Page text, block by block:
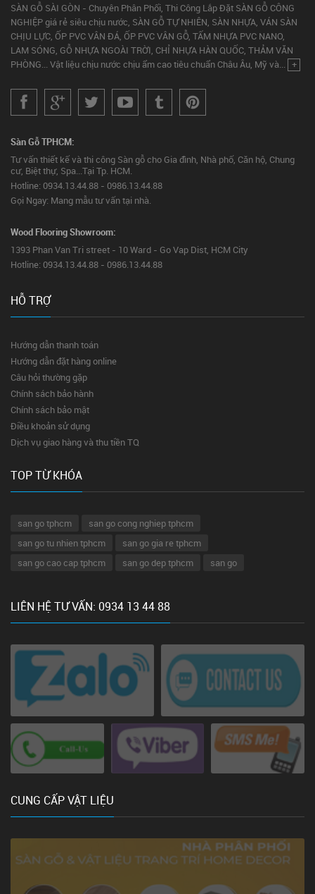
SÀN GỖ SÀI GÒN - Chuyên Phân Phối, Thi Công Lắp Đặt SÀN GỖ CÔNG
NGHIỆP giá rẻ siêu chịu nước, SÀN GỖ TỰ NHIÊN, SÀN NHỰA, VÁN SÀN
CHỊU LỰC, ỐP PVC VÂN ĐÁ, ỐP PVC VÂN GỖ, TẤM NHỰA PVC NANO,
LAM SÓNG, GỖ NHỰA NGOÀI TRỜI, CHỈ NHỰA HÀN QUỐC, THẢM VĂN
PHÒNG... Vật liệu chịu nước chịu ẩm cao tiêu chuẩn Châu Âu, Mỹ và...
+
Sàn Gỗ TPHCM:
Tư vấn thiết kế và thi công Sàn gỗ cho Gia đình, Nhà phố, Căn hộ, Chung
cư, Biệt thự, Spa...Tại Tp. HCM.
Hotline: 0934.13.44.88 - 0986.13.44.88
Gọi Ngay: Mang mẫu tư vấn tại nhà.
Wood Flooring Showroom:
1393 Phan Van Tri street - 10 Ward - Go Vap Dist, HCM City
Hotline: 0934.13.44.88 - 0986.13.44.88
HỖ TRỢ
Hướng dẫn thanh toán
Hướng dẫn đặt hàng online
Câu hỏi thường gặp
Chính sách bảo hành
Chính sách bảo mật
Điều khoản sử dụng
Dịch vụ giao hàng và thu tiền TQ
TOP TỪ KHÓA
san go tphcm
san go cong nghiep tphcm
san go tu nhien tphcm
san go gia re tphcm
san go cao cap tphcm
san go dep tphcm san go
LIÊN HỆ TƯ VẤN: 0934 13 44 88
CUNG CẤP VẬT LIỆU